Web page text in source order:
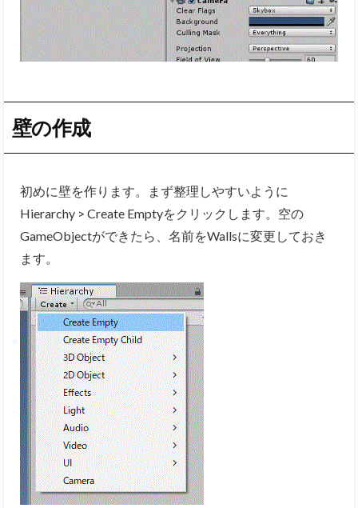
壁の作成
初めに壁を作ります。まず整理しやすいように
Hierarchy > Create Emptyをクリックします。空の
GameObjectができたら、名前をWallsに変更しておき
ます。